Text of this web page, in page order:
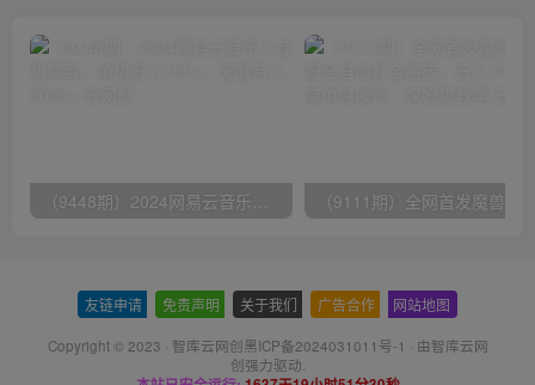
友链申请 免责声明 关于我们 广告合作 网站地图
Copyright © 2023 · 智库云网创黑ICP备2024031011号-1 · 由智库云网
创强力驱动.